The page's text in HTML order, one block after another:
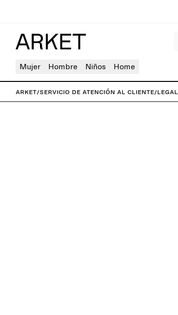
Mujer Hombre Niños Home
ARKET/Servicio de atención al cliente/Legal